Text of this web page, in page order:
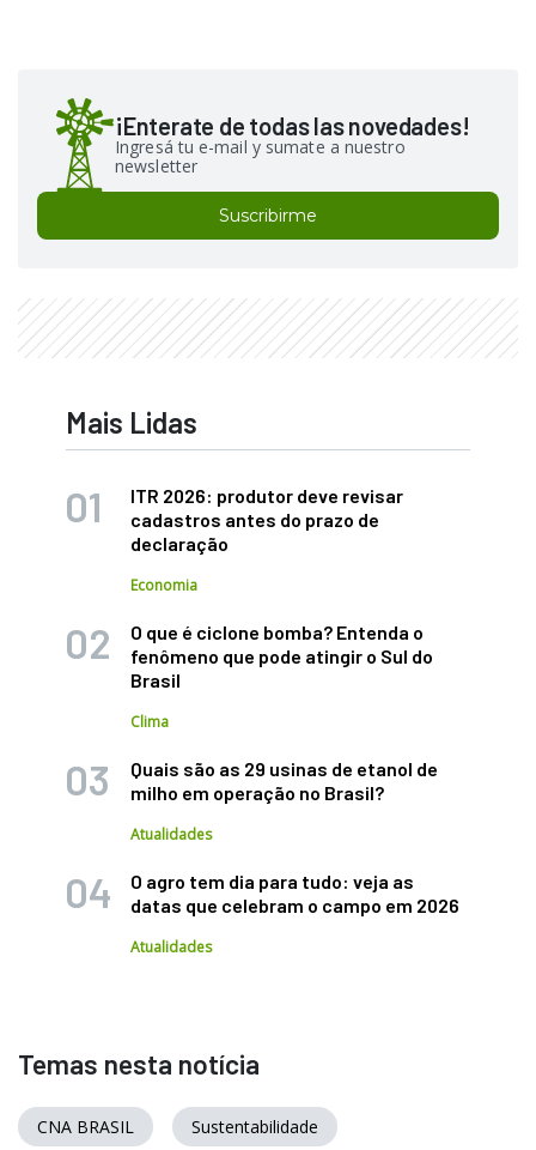
¡Enterate de todas las novedades!
Ingresá tu e-mail y sumate a nuestro
newsletter
Suscribirme
Mais Lidas
ITR 2026: produtor deve revisar
cadastros antes do prazo de
declaração
Economia
O que é ciclone bomba? Entenda o
fenômeno que pode atingir o Sul do
Brasil
Clima
Quais são as 29 usinas de etanol de
milho em operação no Brasil?
Atualidades
O agro tem dia para tudo: veja as
datas que celebram o campo em 2026
Atualidades
Temas nesta notícia
CNA BRASIL Sustentabilidade